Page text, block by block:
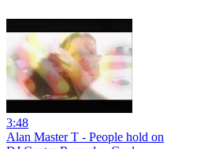
3:48
Alan Master T - People hold on